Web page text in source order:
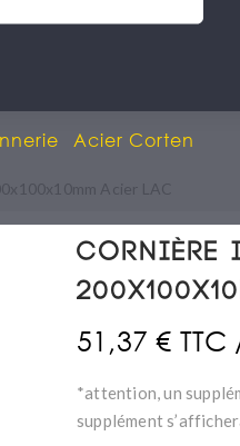
Acier Corten
Acier LAC
Cornière
51,37 € TTC
*attention, un
supplément